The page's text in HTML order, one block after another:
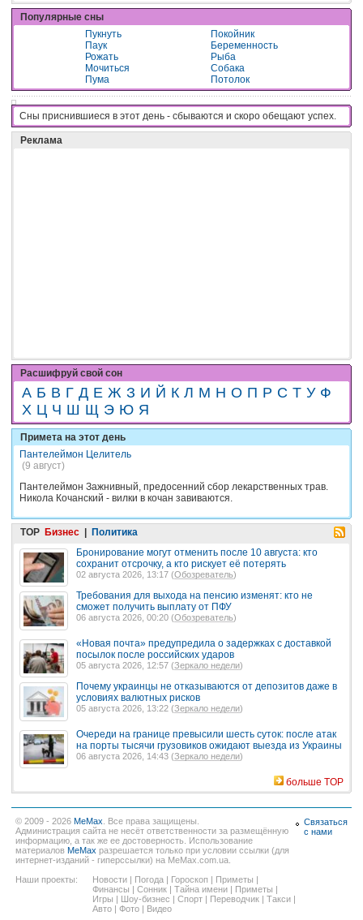
Популярные сны
Пукнуть
Покойник
Паук
Беременность
Рожать
Рыба
Мочиться
Собака
Пума
Потолок
Сны приснившиеся в этот день - cбывaютcя и cкopo oбeщaют ycпex.
Реклама
Расшифруй свой сон
А Б В Г Д Е Ж З И Й К Л М Н О П Р С Т У Ф
Х Ц Ч Ш Щ Э Ю Я
Примета на этот день
Пантелеймон Целитель
(9 август)
Пантелеймон Зажнивный, предосенний сбор лекарственных трав.
Никола Кочанский - вилки в кочан завиваются.
TOP Бизнес | Политика
Бронирование могут отменить после 10 августа: кто
сохранит отсрочку, а кто рискует её потерять
02 августа 2026, 13:17 (Обозреватель)
Требования для выхода на пенсию изменят: кто не
сможет получить выплату от ПФУ
06 августа 2026, 00:20 (Обозреватель)
«Новая почта» предупредила о задержках с доставкой
посылок после российских ударов
05 августа 2026, 12:57 (Зеркало недели)
Почему украинцы не отказываются от депозитов даже в
условиях валютных рисков
05 августа 2026, 13:22 (Зеркало недели)
Очереди на границе превысили шесть суток: после атак
на порты тысячи грузовиков ожидают выезда из Украины
06 августа 2026, 14:43 (Зеркало недели)
больше TOP
© 2009 - 2026 MeMax . Все права защищены.
Администрация сайта не несёт ответственности за размещённую
информацию, а так же ее достоверность. Использование
материалов MeMax разрешается только при условии ссылки (для
интернет-изданий - гиперссылки) на MeMax.com.ua.
Наши проекты:
Новости Погода Гороскоп Приметы
Финансы
Сонник Тайна имени Приметы
Игры
Шоу-бизнес Спорт Переводчик Такси
Авто
Фото Видео
Связаться
с нами